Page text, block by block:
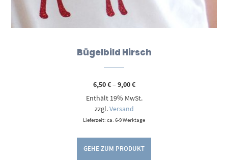
Bügelbild Hirsch
6,50€–9,00€Preisspanne:
bis
Enthält 19% MwSt.
zzgl.Versand
Lieferzeit: ca. 6-9 Werktage
GEHE ZUM PRODUKT